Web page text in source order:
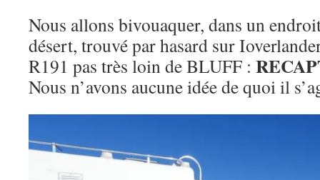
Nous allons bivouaquer, dans un
désert, trouvé par hasard sur
R191 pas très loin de BLUFF :
Nous n’avons aucune idée de quoi il